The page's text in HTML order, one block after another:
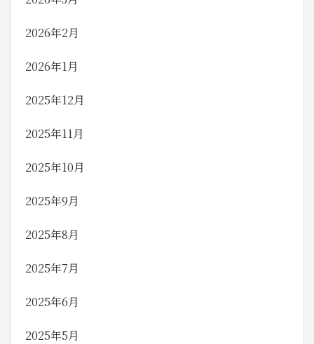
2026年2月
2026年1月
2025年12月
2025年11月
2025年10月
2025年9月
2025年8月
2025年7月
2025年6月
2025年5月